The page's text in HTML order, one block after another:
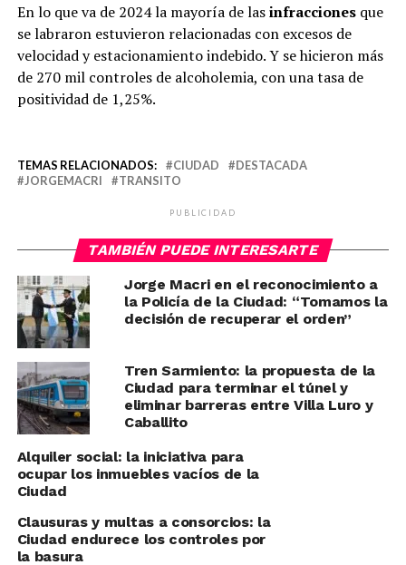
En lo que va de 2024 la mayoría de lasinfraccionesque
se labraron estuvieron relacionadas con excesos de
velocidad y estacionamiento indebido. Y se hicieron más
de 270 mil controles de alcoholemia, con una tasa de
positividad de 1,25%.
TEMAS RELACIONADOS: CIUDAD
DESTACADA
JORGEMACRI
TRANSITO
PUBLICIDAD
TAMBIÉN PUEDE INTERESARTE
Jorge Macri en el reconocimiento a
la Policía de la Ciudad: “Tomamos la
decisión de recuperar el orden”
Tren Sarmiento: la propuesta de la
Ciudad para terminar el túnel y
eliminar barreras entre Villa Luro y
Caballito
Alquiler social: la iniciativa para
ocupar los inmuebles vacíos de la
Ciudad
Clausuras y multas a consorcios: la
Ciudad endurece los controles por
la basura